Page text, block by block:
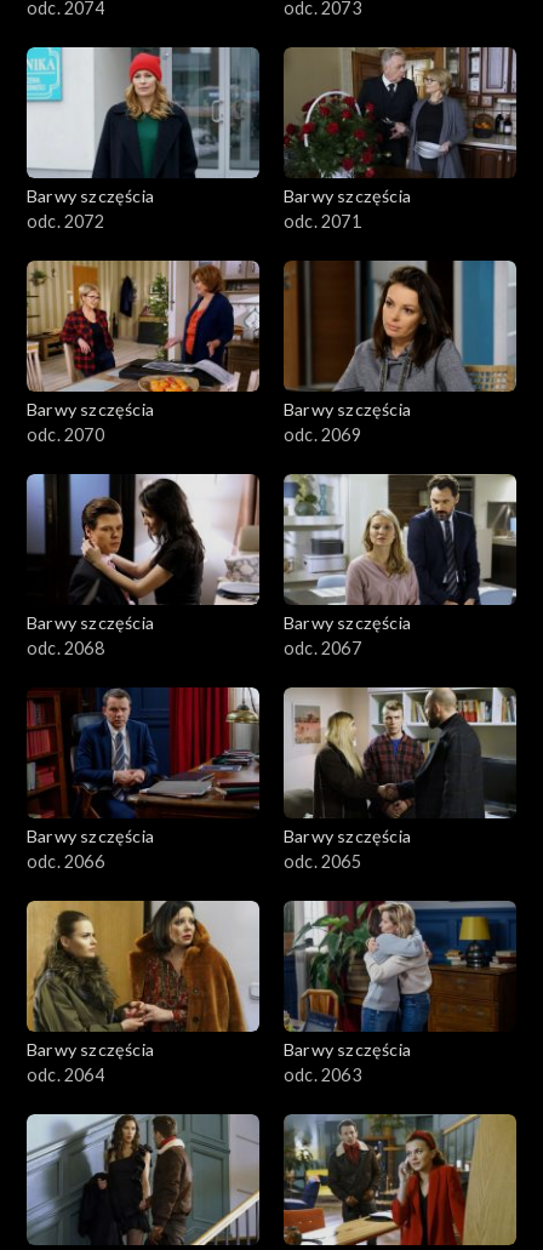
odc. 2074 odc. 2073
Barwy szczęścia
odc. 2072
Barwy szczęścia
odc. 2071
Barwy szczęścia
odc. 2070
Barwy szczęścia
odc. 2069
Barwy szczęścia
odc. 2068
Barwy szczęścia
odc. 2067
Barwy szczęścia
odc. 2066
Barwy szczęścia
odc. 2065
Barwy szczęścia
odc. 2064
Barwy szczęścia
odc. 2063